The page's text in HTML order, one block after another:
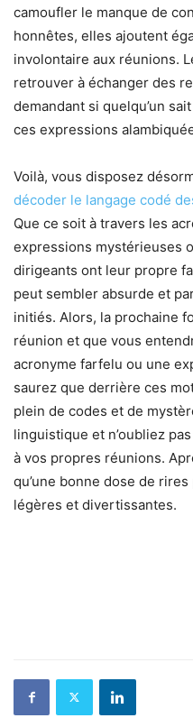
camoufler le manque de
honnêtes, elles ajoutent
involontaire aux réunions.
retrouver à échanger des
demandant si quelqu’un
ces expressions
Voilà, vous disposez
décoder le langage codé
Que ce soit à travers les
expressions mystérieuses
dirigeants ont leur propre
peut sembler absurde et
initiés. Alors, la prochaine
réunion et que vous
acronyme farfelu ou une
saurez que derrière ces
plein de codes et de
linguistique et n’oubliez
à vos propres réunions.
qu’une bonne dose de
légères et divertissantes.